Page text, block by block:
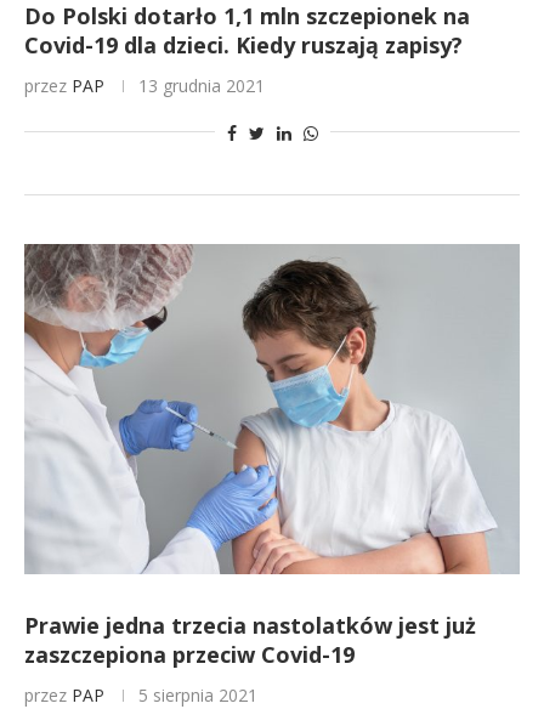
Do Polski dotarło 1,1 mln szczepionek na
Covid-19 dla dzieci. Kiedy ruszają zapisy?
przez PAP 13 grudnia 2021
Prawie jedna trzecia nastolatków jest już
zaszczepiona przeciw Covid-19
przez PAP 5 sierpnia 2021